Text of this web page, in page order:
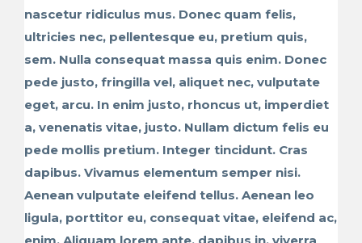
nascetur ridiculus mus. Donec quam felis,
ultricies nec, pellentesque eu, pretium quis,
sem. Nulla consequat massa quis enim. Donec
pede justo, fringilla vel, aliquet nec, vulputate
eget, arcu. In enim justo, rhoncus ut, imperdiet
a, venenatis vitae, justo. Nullam dictum felis eu
pede mollis pretium. Integer tincidunt. Cras
dapibus. Vivamus elementum semper nisi.
Aenean vulputate eleifend tellus. Aenean leo
ligula, porttitor eu, consequat vitae, eleifend ac,